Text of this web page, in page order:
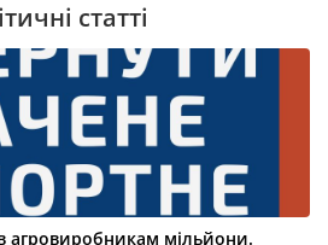
статті
агровиробникам мільйони.